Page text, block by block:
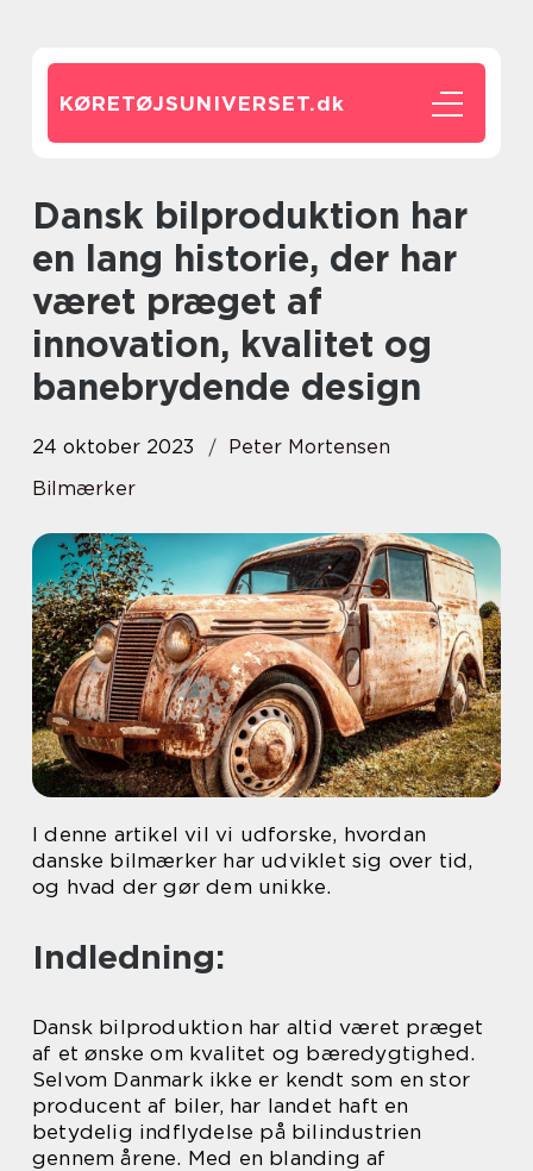
KØRETØJSUNIVERSET.dk
Dansk bilproduktion har
en lang historie, der har
været præget af
innovation, kvalitet og
banebrydende design
24 oktober 2023
Peter Mortensen
Bilmærker
I denne artikel vil vi udforske, hvordan
danske bilmærker har udviklet sig over tid,
og hvad der gør dem unikke.
Indledning:
Dansk bilproduktion har altid været præget
af et ønske om kvalitet og bæredygtighed.
Selvom Danmark ikke er kendt som en stor
producent af biler, har landet haft en
betydelig indflydelse på bilindustrien
gennem årene. Med en blanding af